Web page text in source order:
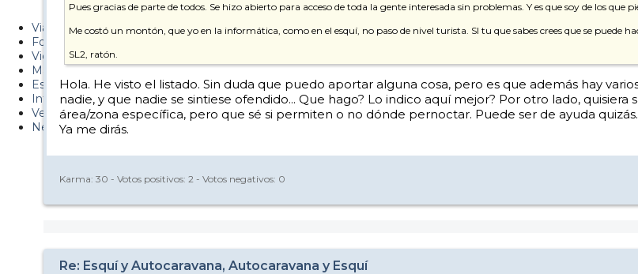
PUCAF - Blog
Viajes
Fotos
Videos
Material
Esquí Pro
Infonieve
Verano
Nevalog
Pues gracias de parte de todos. Se hizo abierto para acceso de toda la gente interesada sin problemas. Y es que soy de los
Me costó un montón, que yo en la informática, como en el esquí, no paso de nivel turista. SI tu que sabes crees que se puede
SL2, ratón.
Hola. He visto el listado. Sin duda que puedo aportar alguna cosa, pero es que además hay
nadie, y que nadie se sintiese ofendido... Que hago? Lo indico aquí mejor? Por otro lado,
área/zona específica, pero que sé si permiten o no dónde pernoctar. Puede ser de ayuda
Ya me dirás.
Karma: 30 - Votos positivos: 2 - Votos negativos: 0
Re: Esquí y Autocaravana, Autocaravana y Esquí